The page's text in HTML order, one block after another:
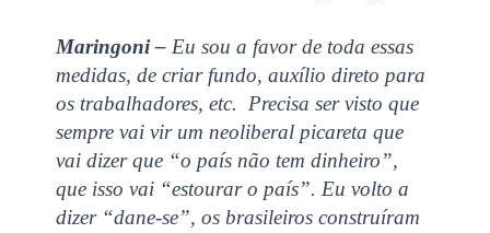
Maringoni – Eu sou a favor de toda essas
medidas, de criar fundo, auxílio direto para
os trabalhadores, etc. Precisa ser visto que
sempre vai vir um neoliberal picareta que
vai dizer que “o país não tem dinheiro”,
que isso vai “estourar o país”. Eu volto a
dizer “dane-se”, os brasileiros construíram